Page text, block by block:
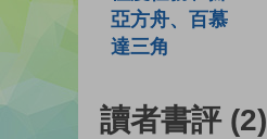
亞方舟、百慕
達三角
讀者書評 (2)